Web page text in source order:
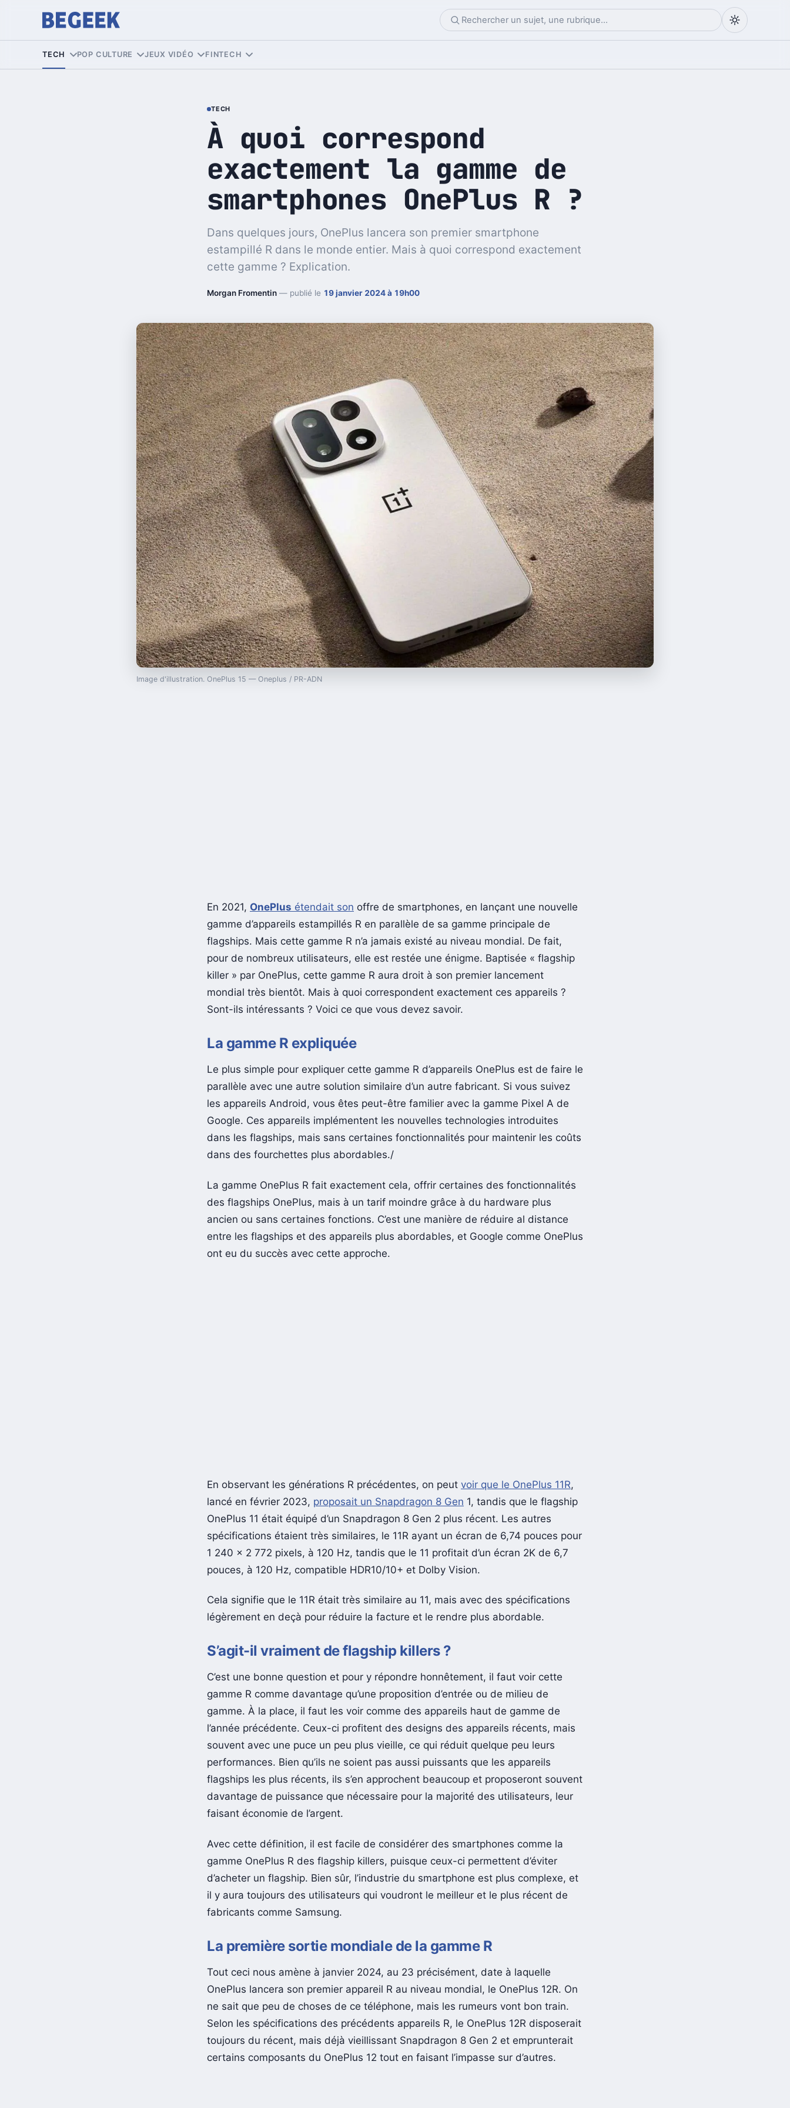
TECH POP CULTURE JEUX VIDÉO FINTECH
TECH
À quoi correspond
exactement la gamme de
smartphones OnePlus R ?
Dans quelques jours, OnePlus lancera son premier smartphone
estampillé R dans le monde entier. Mais à quoi correspond exactement
cette gamme ? Explication.
Morgan Fromentin — publié le 19 janvier 2024 à 19h00
Image d'illustration. OnePlus 15 — Oneplus / PR-ADN
En 2021, OnePlus étendait son offre de smartphones, en lançant une nouvelle
gamme d’appareils estampillés R en parallèle de sa gamme principale de
flagships. Mais cette gamme R n’a jamais existé au niveau mondial. De fait,
pour de nombreux utilisateurs, elle est restée une énigme. Baptisée « flagship
killer » par OnePlus, cette gamme R aura droit à son premier lancement
mondial très bientôt. Mais à quoi correspondent exactement ces appareils ?
Sont-ils intéressants ? Voici ce que vous devez savoir.
La gamme R expliquée
Le plus simple pour expliquer cette gamme R d’appareils OnePlus est de faire le
parallèle avec une autre solution similaire d’un autre fabricant. Si vous suivez
les appareils Android, vous êtes peut-être familier avec la gamme Pixel A de
Google. Ces appareils implémentent les nouvelles technologies introduites
dans les flagships, mais sans certaines fonctionnalités pour maintenir les coûts
dans des fourchettes plus abordables./
La gamme OnePlus R fait exactement cela, offrir certaines des fonctionnalités
des flagships OnePlus, mais à un tarif moindre grâce à du hardware plus
ancien ou sans certaines fonctions. C’est une manière de réduire al distance
entre les flagships et des appareils plus abordables, et Google comme OnePlus
ont eu du succès avec cette approche.
En observant les générations R précédentes, on peut voir que le OnePlus 11R,
lancé en février 2023, proposait un Snapdragon 8 Gen 1, tandis que le flagship
OnePlus 11 était équipé d’un Snapdragon 8 Gen 2 plus récent. Les autres
spécifications étaient très similaires, le 11R ayant un écran de 6,74 pouces pour
1 240 x 2 772 pixels, à 120 Hz, tandis que le 11 profitait d’un écran 2K de 6,7
pouces, à 120 Hz, compatible HDR10/10+ et Dolby Vision.
Cela signifie que le 11R était très similaire au 11, mais avec des spécifications
légèrement en deçà pour réduire la facture et le rendre plus abordable.
S’agit-il vraiment de flagship killers ?
C’est une bonne question et pour y répondre honnêtement, il faut voir cette
gamme R comme davantage qu’une proposition d’entrée ou de milieu de
gamme. À la place, il faut les voir comme des appareils haut de gamme de
l’année précédente. Ceux-ci profitent des designs des appareils récents, mais
souvent avec une puce un peu plus vieille, ce qui réduit quelque peu leurs
performances. Bien qu’ils ne soient pas aussi puissants que les appareils
flagships les plus récents, ils s’en approchent beaucoup et proposeront souvent
davantage de puissance que nécessaire pour la majorité des utilisateurs, leur
faisant économie de l’argent.
Avec cette définition, il est facile de considérer des smartphones comme la
gamme OnePlus R des flagship killers, puisque ceux-ci permettent d’éviter
d’acheter un flagship. Bien sûr, l’industrie du smartphone est plus complexe, et
il y aura toujours des utilisateurs qui voudront le meilleur et le plus récent de
fabricants comme Samsung.
La première sortie mondiale de la gamme R
Tout ceci nous amène à janvier 2024, au 23 précisément, date à laquelle
OnePlus lancera son premier appareil R au niveau mondial, le OnePlus 12R. On
ne sait que peu de choses de ce téléphone, mais les rumeurs vont bon train.
Selon les spécifications des précédents appareils R, le OnePlus 12R disposerait
toujours du récent, mais déjà vieillissant Snapdragon 8 Gen 2 et emprunterait
certains composants du OnePlus 12 tout en faisant l’impasse sur d’autres.